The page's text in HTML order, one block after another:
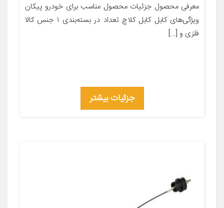
معرفی محصول جزئیات محصول مناسب برای خودرو پیکان
ویژگی‌های کابل کابل کلاچ تعداد در بسته‌بندی ۱ جنس کالا
فلزی و […]
جزئیات بیشتر